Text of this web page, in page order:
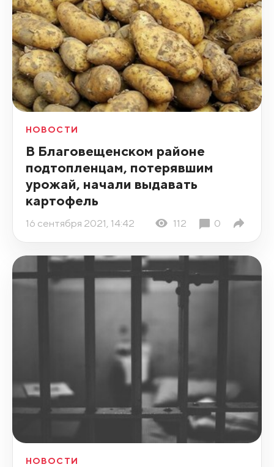
НОВОСТИ
В Благовещенском районе
подтопленцам, потерявшим
урожай, начали выдавать
картофель
16 сентября 2021, 14:42 112 0
НОВОСТИ